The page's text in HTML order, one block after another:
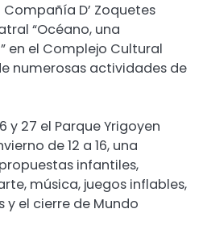
Compañía D’ Zoquetes
“Océano, una
en el Complejo Cultural
numerosas actividades de
y 27 el Parque Yrigoyen
de 12 a 16, una
infantiles,
música, juegos inflables,
y el cierre de Mundo